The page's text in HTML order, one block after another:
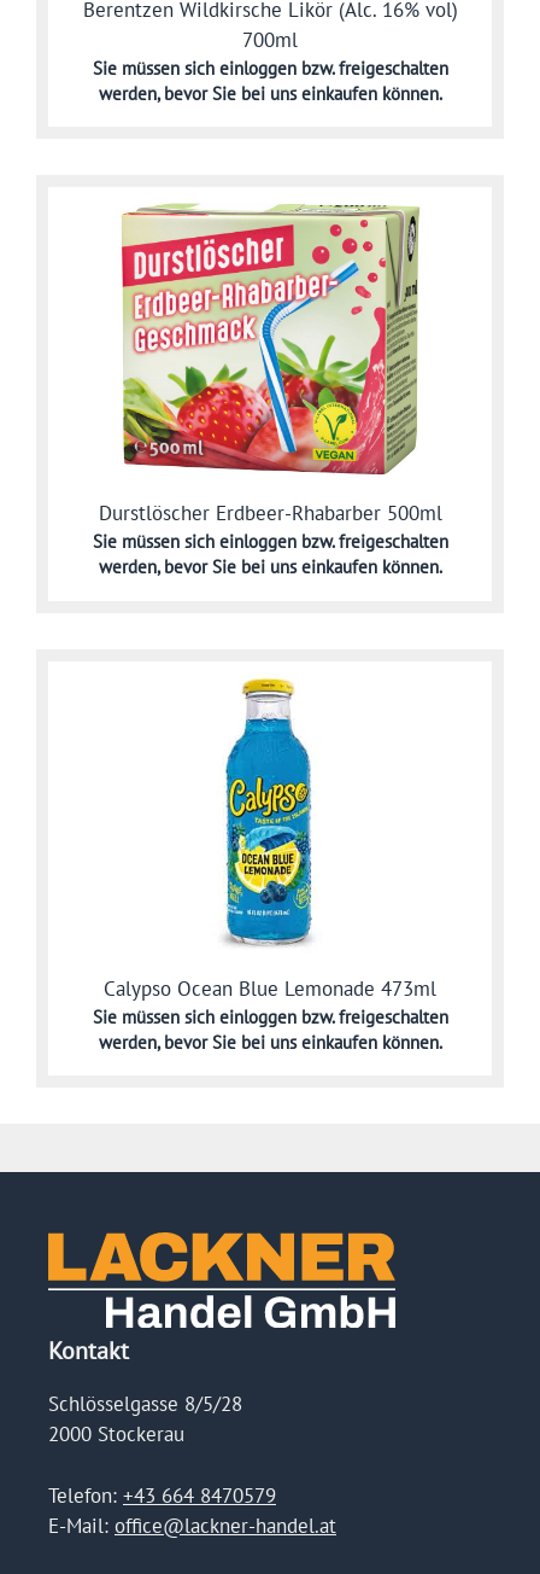
Berentzen Wildkirsche Likör (Alc. 16% vol)
700ml
Sie müssen sich einloggen bzw. freigeschalten
werden,bevor Sie bei uns einkaufen können.
Durstlöscher Erdbeer-Rhabarber 500ml
Sie müssen sich einloggen bzw. freigeschalten
werden,bevor Sie bei uns einkaufen können.
Calypso Ocean Blue Lemonade 473ml
Sie müssen sich einloggen bzw. freigeschalten
werden,bevor Sie bei uns einkaufen können.
Kontakt
Schlösselgasse 8/5/28
2000 Stockerau
Telefon: +43 664 8470579
E-Mail: office@lackner-handel.at